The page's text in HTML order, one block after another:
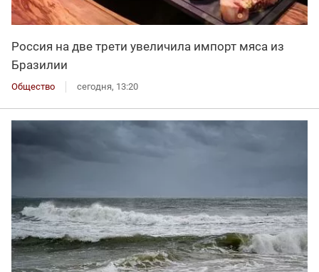
Россия на две трети увеличила импорт мяса из
Бразилии
Общество сегодня, 13:20